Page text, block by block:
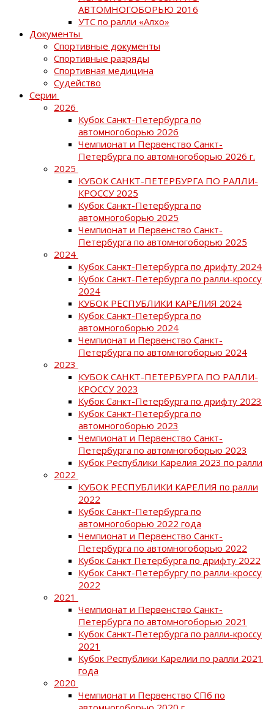
АВТОМНОГОБОРЬЮ 2016
УТС по ралли «Алхо»
Документы
Спортивные документы
Спортивные разряды
Спортивная медицина
Судейство
Серии
2026
Кубок Санкт-Петербурга по
автомногоборью 2026
Чемпионат и Первенство Санкт-
Петербурга по автомногоборью 2026 г.
2025
КУБОК САНКТ-ПЕТЕРБУРГА ПО РАЛЛИ-
КРОССУ 2025
Кубок Санкт-Петербурга по
автомногоборью 2025
Чемпионат и Первенство Санкт-
Петербурга по автомногоборью 2025
2024
Кубок Санкт-Петербурга по дрифту 2024
Кубок Санкт-Петербурга по ралли-кроссу
2024
КУБОК РЕСПУБЛИКИ КАРЕЛИЯ 2024
Кубок Санкт-Петербурга по
автомногоборью 2024
Чемпионат и Первенство Санкт-
Петербурга по автомногоборью 2024
2023
КУБОК САНКТ-ПЕТЕРБУРГА ПО РАЛЛИ-
КРОССУ 2023
Кубок Санкт-Петербурга по дрифту 2023
Кубок Санкт-Петербурга по
автомногоборью 2023
Чемпионат и Первенство Санкт-
Петербурга по автомногоборью 2023
Кубок Республики Карелия 2023 по ралли
2022
КУБОК РЕСПУБЛИКИ КАРЕЛИЯ по ралли
2022
Кубок Санкт-Петербурга по
автомногоборью 2022 года
Чемпионат и Первенство Санкт-
Петербурга по автомногоборью 2022
Кубок Санкт Петербурга по дрифту 2022
Кубок Санкт-Петербургу по ралли-кроссу
2022
2021
Чемпионат и Первенство Санкт-
Петербурга по автомногоборью 2021
Кубок Санкт-Петербурга по ралли-кроссу
2021
Кубок Республики Карелии по ралли 2021
года
2020
Чемпионат и Первенство СПб по